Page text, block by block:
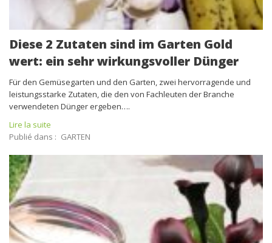
Diese 2 Zutaten sind im Garten Gold
wert: ein sehr wirkungsvoller Dünger
Für den Gemüsegarten und den Garten, zwei hervorragende und
leistungsstarke Zutaten, die den von Fachleuten der Branche
verwendeten Dünger ergeben….
Lire la suite
Publié dans : GARTEN